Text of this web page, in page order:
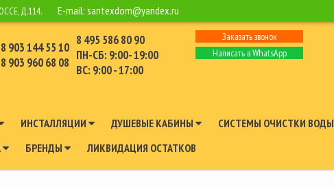
Д.114. E-mail: santexdom@yandex.ru
8 903 144 55 10
8 903 960 68 08
8 495 586 80 90
ПН-СБ: 9:00- 19:00
ВС: 9:00 - 17:00
Заказать звонок
Написать в WhatsApp
ИНСТАЛЛЯЦИИ ДУШЕВЫЕ КАБИНЫ
СИСТЕМЫ ОЧИСТКИ ВОДЫ
БРЕНДЫ ЛИКВИДАЦИЯ ОСТАТКОВ